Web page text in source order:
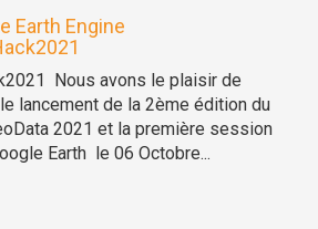
Earth Engine
Nous avons le plaisir de
lancement de la 2ème édition du
2021 et la première session
Earth le 06 Octobre...